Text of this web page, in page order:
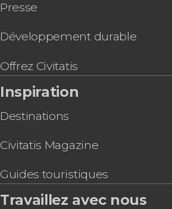
Presse
Développement durable
Offrez Civitatis
Inspiration
Destinations
Civitatis Magazine
Guides touristiques
Travaillez avec nous